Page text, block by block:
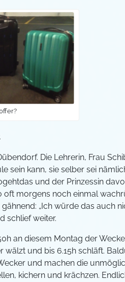
Die Lehrerin, Frau
sein kann, sie selber sei
und der Prinzessin
morgens noch einmal
„Ich würde das auch
schlief weiter.
an diesem Montag der
wälzt und bis 6.15h schläft.
und machen die
kichern und krächzen.